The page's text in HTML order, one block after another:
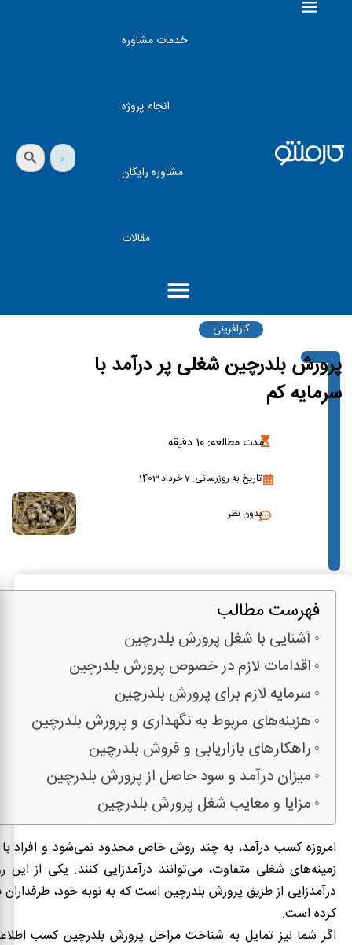
خدمات مشاوره
انجام پروژه
مشاوره رایگان
مقالات
جستجو
برای:
دکمه جستجو
کارآفرینی
پرورش بلدرچین شغلی پر درآمد با
سرمایه کم
مدت مطالعه: 10 دقیقه
تاریخ به روزرسانی: 7 خرداد 1403
بدون نظر
فهرست مطالب
آشنایی با شغل پرورش بلدرچین
اقدامات لازم در خصوص پرورش بلدرچین
سرمایه لازم برای پرورش بلدرچین
هزینه‌های مربوط به نگهداری و پرورش بلدرچین
راهکارهای بازاریابی و فروش بلدرچین
میزان درآمد و سود حاصل از پرورش بلدرچین
مزایا و معایب شغل پرورش بلدرچین
امروزه کسب درآمد، به چند روش خاص محدود نمی‌شود و افراد
زمینه‌های شغلی متفاوت، می‌توانند درآمدزایی کنند. یکی از این
درآمدزایی از طریق پرورش بلدرچین است که به نوبه خود، طرفداران
کرده‌ است.
اگر شما نیز تمایل به شناخت مراحل پرورش بلدرچین کسب